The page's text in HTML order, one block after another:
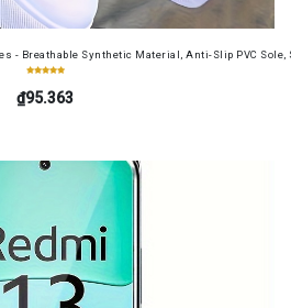
- Breathable Synthetic Material, Anti-Slip PVC
₫95.363